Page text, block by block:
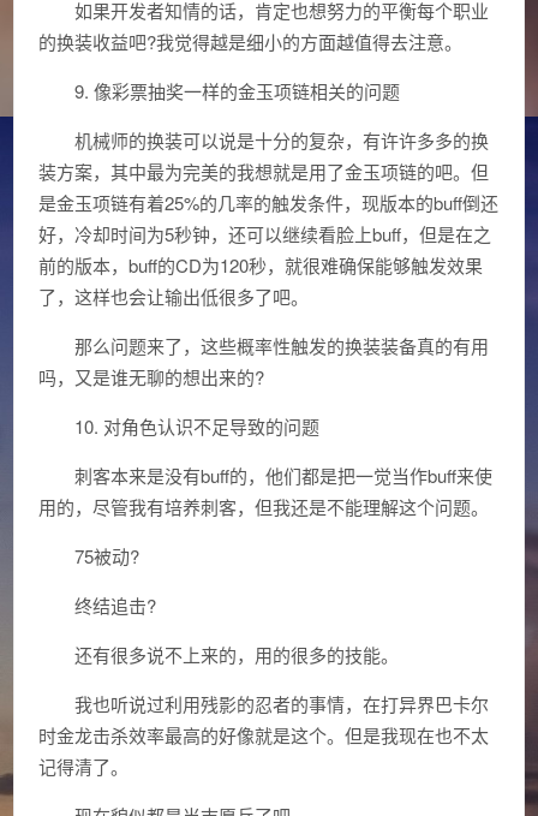
如果开发者知情的话，肯定也想努力的平衡每个职业
的换装收益吧?我觉得越是细小的方面越值得去注意。
9. 像彩票抽奖一样的金玉项链相关的问题
机械师的换装可以说是十分的复杂，有许许多多的换
装方案，其中最为完美的我想就是用了金玉项链的吧。但
是金玉项链有着25%的几率的触发条件，现版本的buff倒还
好，冷却时间为5秒钟，还可以继续看脸上buff，但是在之
前的版本，buff的CD为120秒，就很难确保能够触发效果
了，这样也会让输出低很多了吧。
那么问题来了，这些概率性触发的换装装备真的有用
吗，又是谁无聊的想出来的?
10. 对角色认识不足导致的问题
刺客本来是没有buff的，他们都是把一觉当作buff来使
用的，尽管我有培养刺客，但我还是不能理解这个问题。
75被动?
终结追击?
还有很多说不上来的，用的很多的技能。
我也听说过利用残影的忍者的事情，在打异界巴卡尔
时金龙击杀效率最高的好像就是这个。但是我现在也不太
记得清了。